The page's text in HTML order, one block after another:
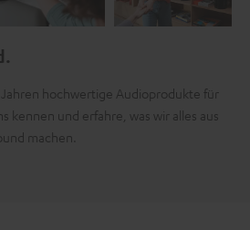
hochwertige Audioprodukte für
kennen und erfahre, was wir alles aus
machen.